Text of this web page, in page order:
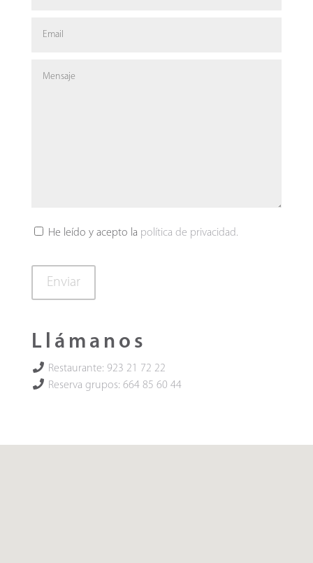
He leído y acepto la política de privacidad.
Llámanos
Restaurante: 923 21 72 22
Reserva grupos: 664 85 60 44